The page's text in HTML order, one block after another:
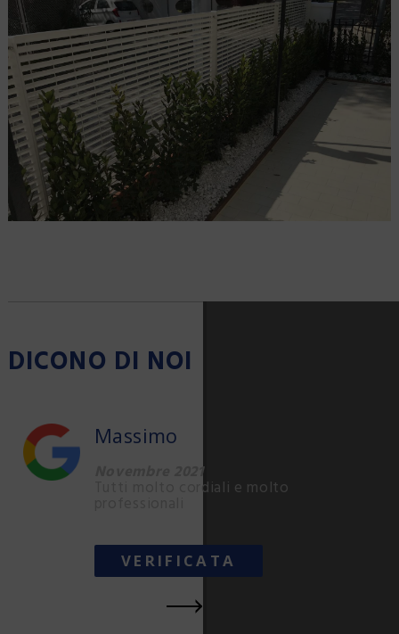
DICONO DI NOI
Massimo
Novembre 2021
Tutti molto cordiali e molto
VERIFICATA